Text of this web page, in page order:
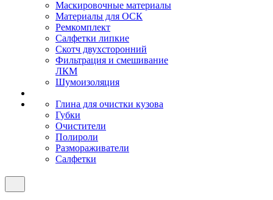
Маскировочные материалы
Материалы для ОСК
Ремкомплект
Салфетки липкие
Скотч двухсторонний
Фильтрация и смешивание
ЛКМ
Шумоизоляция
Глина для очистки кузова
Губки
Очистители
Полироли
Размораживатели
Салфетки